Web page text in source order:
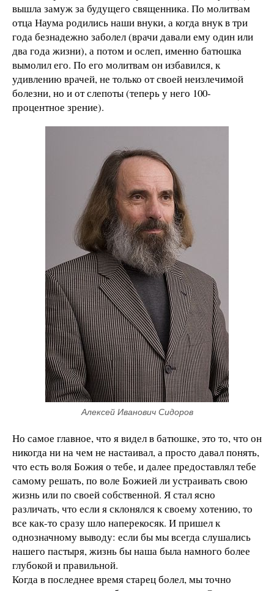
вышла замуж за будущего священника. По молитвам
отца Наума родились наши внуки, а когда внук в три
года безнадежно заболел (врачи давали ему один или
два года жизни), а потом и ослеп, именно батюшка
вымолил его. По его молитвам он избавился, к
удивлению врачей, не только от своей неизлечимой
болезни, но и от слепоты (теперь у него 100-
процентное зрение).
Алексей Иванович Сидоров
Но самое главное, что я видел в батюшке, это то, что он
никогда ни на чем не настаивал, а просто давал понять,
что есть воля Божия о тебе, и далее предоставлял тебе
самому решать, по воле Божией ли устраивать свою
жизнь или по своей собственной. Я стал ясно
различать, что если я склонялся к своему хотению, то
все как-то сразу шло наперекосяк. И пришел к
однозначному выводу: если бы мы всегда слушались
нашего пастыря, жизнь бы наша была намного более
глубокой и правильной.
Когда в последнее время старец болел, мы точно